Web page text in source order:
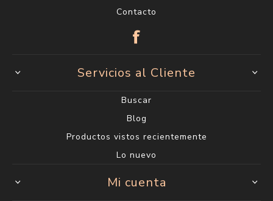
Contacto
Servicios al Cliente
Buscar
Blog
Productos vistos recientemente
Lo nuevo
Mi cuenta